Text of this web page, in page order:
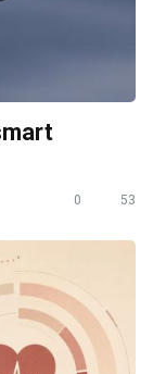
0 53